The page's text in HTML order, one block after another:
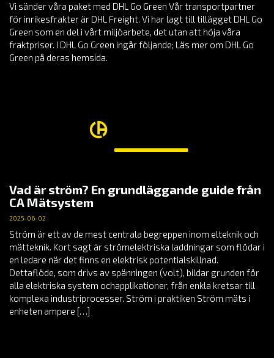
Vi sänder våra paket med DHL Go Green Vår transportpartner
för inrikesfrakter är DHL Freight. Vi har lagt till tillägget DHL Go
Green som en del i vårt miljöarbete, det utan att höja våra
fraktpriser. I DHL Go Green ingår följande; Läs mer om DHL Go
Green på deras hemsida.
Vad är ström? En grundläggande guide från
CA Mätsystem
2025-06-02
Ström är ett av de mest centrala begreppen inom elteknik och
mätteknik. Kort sagt är strömelektriska laddningar som flödar i
en ledare när det finns en elektrisk potentialskillnad.
Dettaflöde, som drivs av spänningen (volt), bildar grunden för
alla elektriska system ochapplikationer, från enkla kretsar till
komplexa industriprocesser. Ström i praktiken Ström mäts i
enheten ampere […]